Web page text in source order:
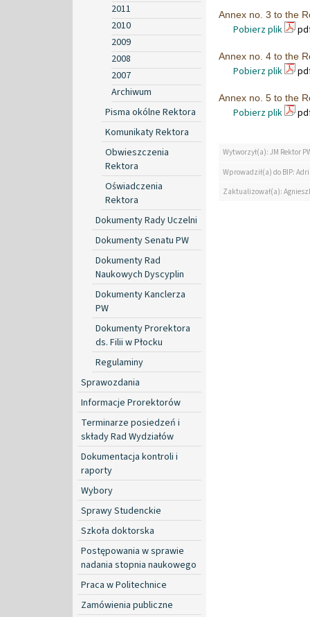
2011
2010
2009
2008
2007
Archiwum
Pisma okólne Rektora
Komunikaty Rektora
Obwieszczenia
Rektora
Oświadczenia
Rektora
Dokumenty Rady Uczelni
Dokumenty Senatu PW
Dokumenty Rad
Naukowych Dyscyplin
Dokumenty Kanclerza
PW
Dokumenty Prorektora
ds. Filii w Płocku
Regulaminy
Sprawozdania
Informacje Prorektorów
Terminarze posiedzeń i
składy Rad Wydziałów
Dokumentacja kontroli i
raporty
Wybory
Sprawy Studenckie
Szkoła doktorska
Postępowania w sprawie
nadania stopnia naukowego
Praca w Politechnice
Zamówienia publiczne
Annex no. 3 to the
Pobierz plik
Annex no. 4 to the
Pobierz plik
Annex no. 5 to the
Pobierz plik
Wytworzył(a): JM Rektor
Wprowadził(a) do BIP:
Zaktualizował(a):